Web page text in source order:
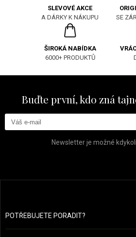
SLEVOVÉ AKCE
A DÁRKY K NÁKUPU
SE
ŠIROKÁ NABÍDKA
6000+ PRODUKTŮ
Buďte první, kdo zná
Newsletter je možné
POTŘEBUJETE PORADIT?
Odpovíme do 24
Obchodní podmínky